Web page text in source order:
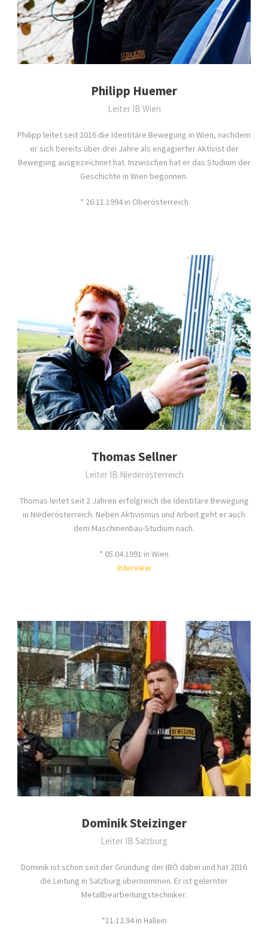
Philipp Huemer
Leiter IB Wien
Philipp leitet seit 2016 die Identitäre Bewegung in Wien, nachdem
er sich bereits über drei Jahre als engagierter Aktivist der
Bewegung ausgezeichnet hat. Inzwischen hat er das Studium der
Geschichte in Wien begonnen.
* 26.11.1994 in Oberösterreich
Thomas Sellner
Leiter IB Niederösterreich
Thomas leitet seit 2 Jahren erfolgreich die Identitäre Bewegung
in Niederösterreich. Neben Aktivismus und Arbeit geht er auch
dem Maschinenbau-Studium nach.
* 05.04.1991 in Wien
Interview
Dominik Steizinger
Leiter IB Salzburg
Dominik ist schon seit der Gründung der IBÖ dabei und hat 2016
die Leitung in Salzburg übernommen. Er ist gelernter
Metallbearbeitungstechniker.
*11.12.94 in Hallein